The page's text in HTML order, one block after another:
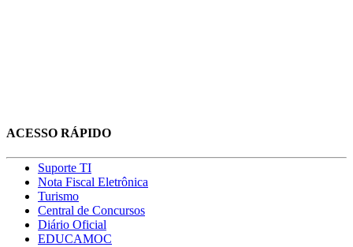
ACESSO RÁPIDO
Suporte TI
Nota Fiscal Eletrônica
Turismo
Central de Concursos
Diário Oficial
EDUCAMOC